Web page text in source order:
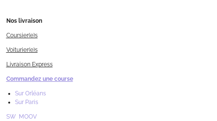
Nos livraison
Coursier(e)s
Voiturier(e)s
Livraison Express
Commandez une course
Sur Orléans
Sur Paris
SW MOOV